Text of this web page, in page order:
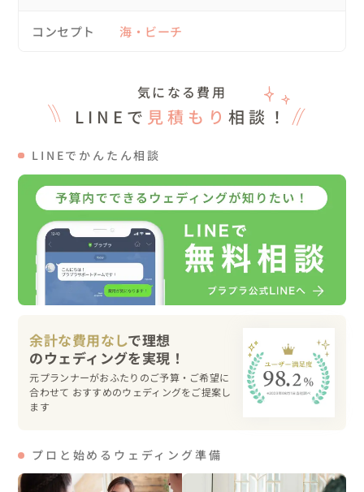
１０：００〜お二人のご自宅にてお支度開始
１４：００〜南さつま市（海）にて開始
１５：００〜亀ヶ丘到着しWDへ衣装＆ヘアチェンジ
１５：１５〜撮影開始
１６：００〜移動
１６：３０〜撮影開始（吹上浜）
１７：３０〜撮影終了にて現地解散、お疲れ様でした！
▽写真＋α
また、ドローンでのオープニングムービーも撮影・制作も
前撮りと一緒に映像もされたい！とご希望のカップル様、
是非お任せ下さい！
▽こんな方におすすめ！
お支度も安心してスムーズに臨んで頂けるように同行のヘ
アメイクスタッフとも事前打ち合わせを重ねます。
コンセプト 海・ビーチ
気になる費用
LINEで 見積もり 相談！
LINEでかんたん相談
余計な費用なしで理想
元プランナーがおふたりのご予算・ご希望に
合わせて おすすめのウェディングをご提案し
ます
プロと始めるウェディング準備